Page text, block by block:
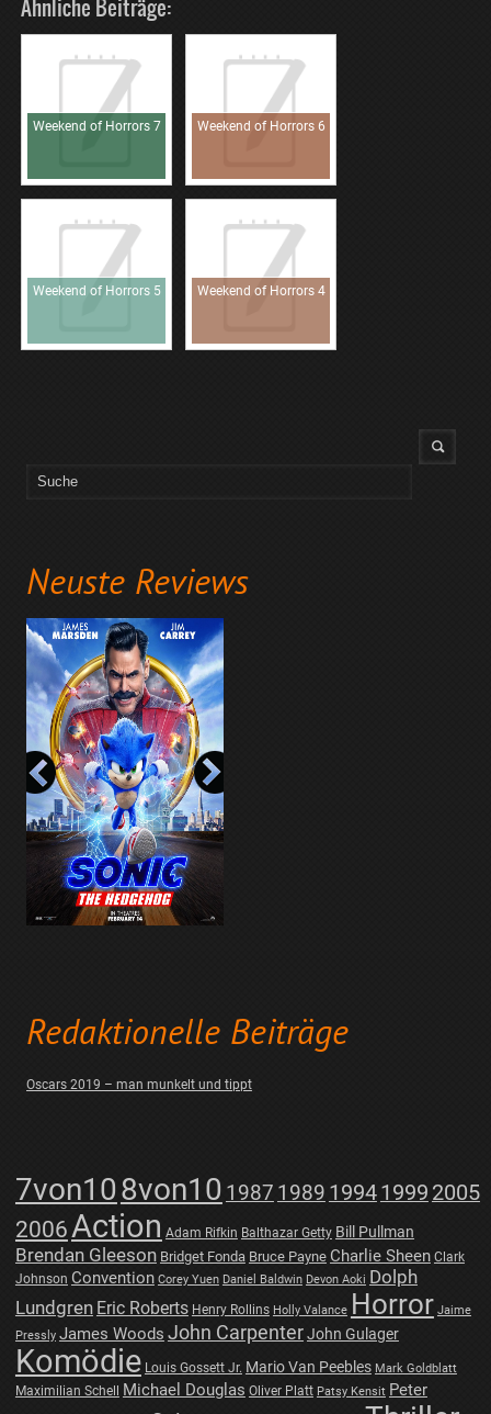
Neuste Reviews
Redaktionelle Beiträge
Oscars 2019 – man munkelt und tippt
7von108von10 1987 1989 19941999 2005
2006Action Adam Rifkin Balthazar Getty Bill Pullman
Brendan Gleeson Bridget Fonda Bruce Payne Charlie Sheen Clark
Johnson Convention Corey Yuen Daniel Baldwin Devon Aoki Dolph
Lundgren Eric Roberts Henry Rollins Holly Valance Horror Jaime
Pressly James Woods John CarpenterJohn Gulager
Komödie Louis Gossett Jr. Mario Van Peebles Mark Goldblatt
Maximilian Schell Michael Douglas Oliver Platt Patsy Kensit Peter
Ähnliche Beiträge:
Weekend of Horrors 7 Weekend of Horrors 6
Weekend of Horrors 5 Weekend of Horrors 4